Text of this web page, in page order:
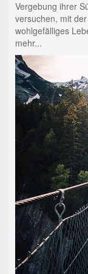
Vergebung ihrer
versuchen, mit
wohlgefälliges
mehr...